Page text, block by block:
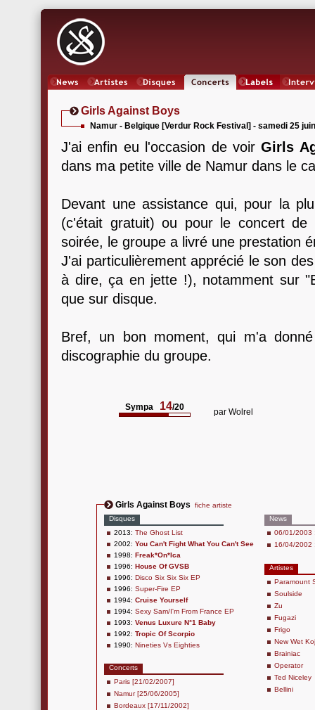
Girls Against Boys
Namur - Belgique [Verdur Rock Festival] - samedi 25
J'ai enfin eu l'occasion de voirGirls
dans ma petite ville de Namur dans le
Devant une assistance qui, pour la
(c'était gratuit) ou pour le concert
soirée, le groupe a livré une prestation
J'ai particulièrement apprécié le son
à dire, ça en jette !), notamment sur
que sur disque.
Bref, un bon moment, qui m'a
discographie du groupe.
Sympa 14/20 par Wolrel
Girls Against Boys
fiche artiste
Disques
2013: The Ghost List
2002: You Can't Fight What You Can't See
1998: Freak*On*Ica
1996: House Of GVSB
1996: Disco Six Six Six EP
1996: Super-Fire EP
1994: Cruise Yourself
1994: Sexy Sam/I'm From France EP
1993: Venus Luxure N°1 Baby
1992: Tropic Of Scorpio
1990: Nineties Vs Eighties
Concerts
Paris [21/02/2007]
Namur [25/06/2005]
Bordeaux [17/11/2002]
News
06/01/2003
16/04/2002
Artistes
Paramount
Soulside
Zu
Fugazi
Frigo
New Wet
Brainiac
Operator
Ted Niceley
Bellini